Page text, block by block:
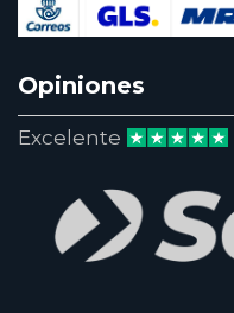
Opiniones
Excelente